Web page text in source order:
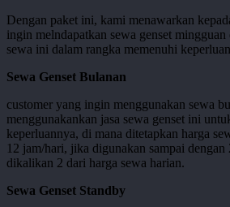
Dengan paket ini, kami menawarkan
ingin melndapatkan sewa genset mingguan
sewa ini dalam rangka memenuhi
Sewa Genset Bulanan
customer yang ingin menggunakan sewa
menggunakankan jasa sewa genset ini
keperluannya, di mana ditetapkan harga
12 jam/hari, jika digunakan sampai dengan
dikalikan 2 dari harga sewa harian.
Sewa Genset Standby